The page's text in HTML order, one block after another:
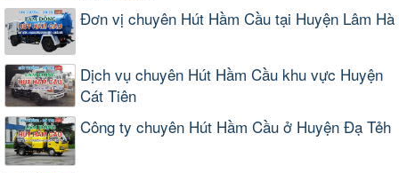
Đơn vị chuyên Hút Hầm Cầu tại Huyện Lâm Hà
Dịch vụ chuyên Hút Hầm Cầu khu vực Huyện
Cát Tiên
Công ty chuyên Hút Hầm Cầu ở Huyện Đạ Tẻh